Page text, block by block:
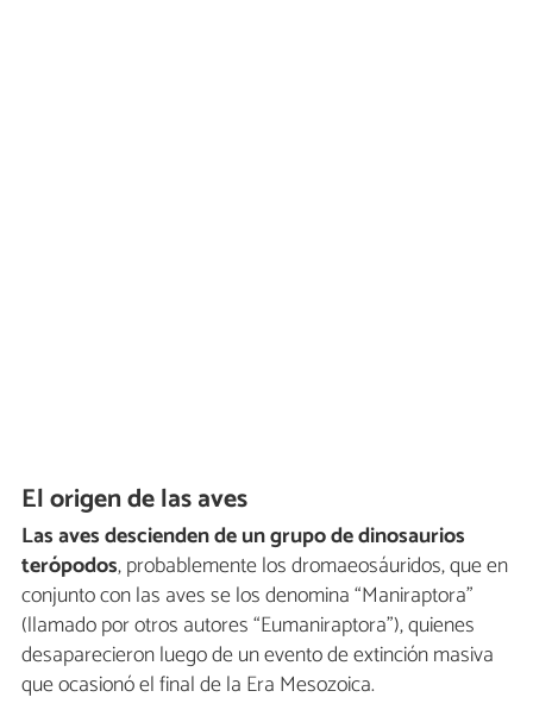
El origen de las aves
Las aves descienden de un grupo de dinosaurios
terópodos, probablemente los dromaeosáuridos, que en
conjunto con las aves se los denomina “Maniraptora”
(llamado por otros autores “Eumaniraptora”), quienes
desaparecieron luego de un evento de extinción masiva
que ocasionó el final de la Era Mesozoica.